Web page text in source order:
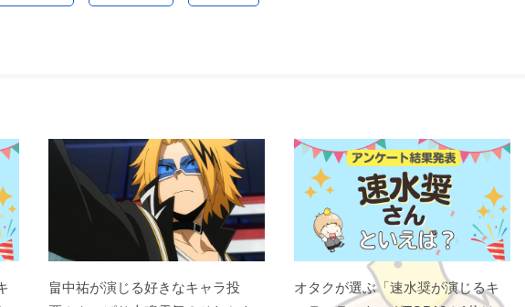
畠中祐が演じる好きなキャラ投
オタクが選ぶ「速水奨が演じるキ